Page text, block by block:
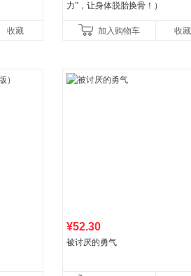
收藏
力”，让身体脱胎换骨！）
加入购物车 收藏
¥52.30
被讨厌的勇气